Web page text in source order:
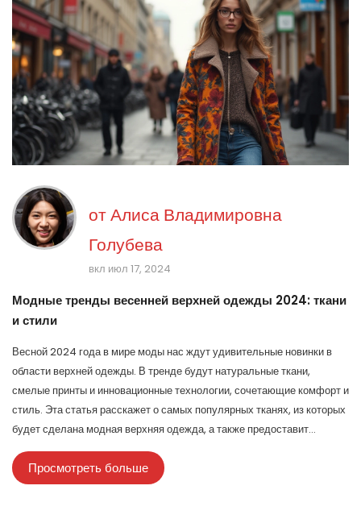
отАлиса Владимировна
Голубева
вкл июл 17, 2024
Модные тренды весенней верхней одежды 2024: ткани
и стили
Весной 2024 года в мире моды нас ждут удивительные новинки в
области верхней одежды. В тренде будут натуральные ткани,
смелые принты и инновационные технологии, сочетающие комфорт и
стиль. Эта статья расскажет о самых популярных тканях, из которых
будет сделана модная верхняя одежда, а также предоставит
полезные советы, как выбрать лучшие варианты для своего
гардероба.
Просмотреть больше